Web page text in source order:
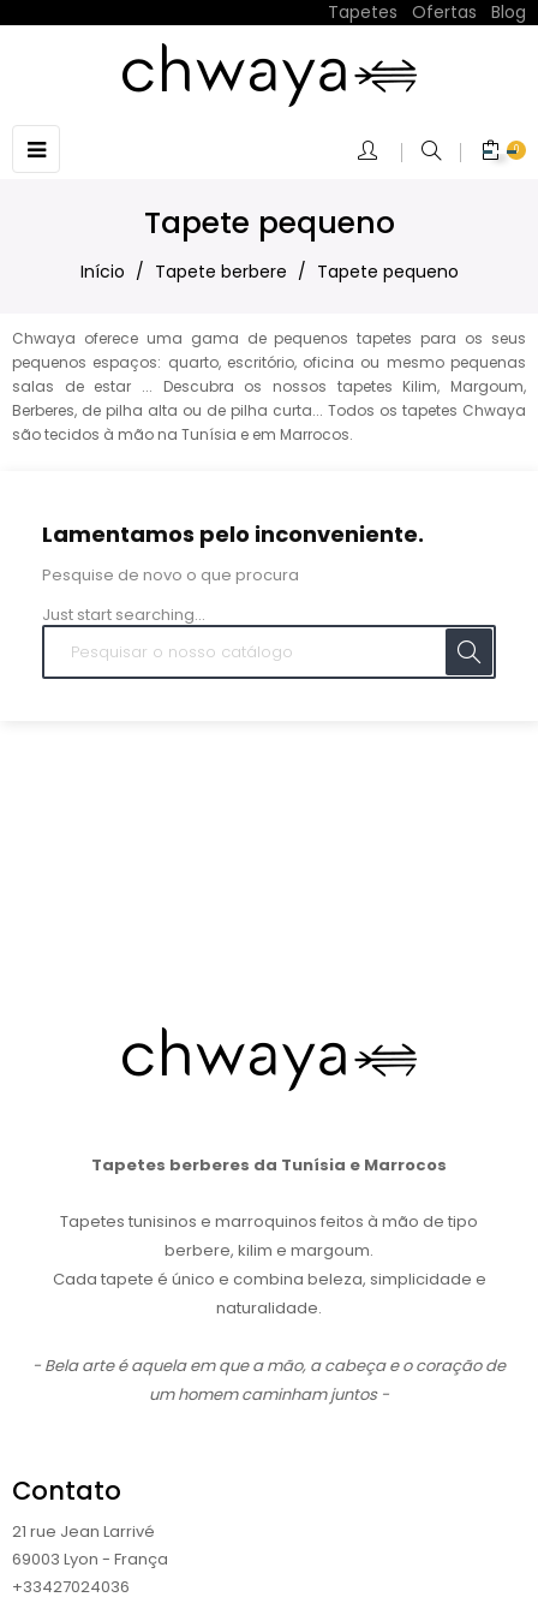
Tapetes Ofertas Blog
Toggle
navigation
☰ 0
Tapete pequeno
Início Tapete berbere Tapete pequeno
Chwaya oferece uma gama de pequenos tapetes para os seus
pequenos espaços: quarto, escritório, oficina ou mesmo pequenas
salas de estar ... Descubra os nossos tapetes Kilim, Margoum,
Berberes, de pilha alta ou de pilha curta... Todos os tapetes Chwaya
são tecidos à mão na Tunísia e em Marrocos.
Lamentamos pelo inconveniente.
Pesquise de novo o que procura
Just start searching...
Tapetes berberes da Tunísia e Marrocos
Tapetes tunisinos e marroquinos feitos à mão de tipo
berbere, kilim e margoum.
Cada tapete é único e combina beleza, simplicidade e
naturalidade.
- Bela arte é aquela em que a mão, a cabeça e o coração de
um homem caminham juntos -
Contato
21 rue Jean Larrivé
69003 Lyon - França
+33427024036